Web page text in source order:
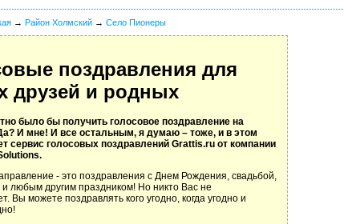
→ Район Холмский → Село Пионеры
поздравления для
друзей и родных
было бы получить голосовое поздравление на
И мне! И все остальным, я думаю – тоже, и в этом
сервис голосовых поздравлений Grattis.ru от компании
- это поздравления с Днем Рождения, свадьбой,
и любым другим праздником! Но никто Вас не
Вы можете поздравлять кого угодно, когда угодно и